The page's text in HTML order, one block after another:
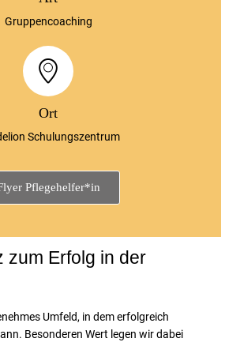
Gruppencoaching
Ort
Schulungszentrum
Pflegehelfer*in
zum Erfolg in der
Umfeld, in dem erfolgreich
Besonderen Wert legen wir dabei